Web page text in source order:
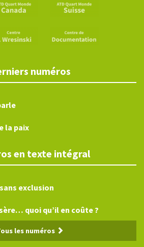
numéros
la paix
en texte intégral
exclusion
quoi qu’il en coûte ?
les numéros